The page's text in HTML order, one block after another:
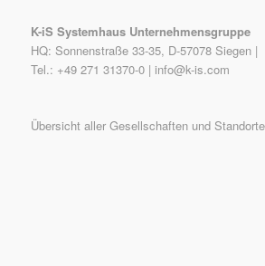
K-iS Systemhaus Unternehmensgruppe
HQ: Sonnenstraße 33-35, D-57078 Siegen |
Tel.: +49 271 31370-0 | info@k-is.com
Übersicht aller Gesellschaften und Standorte